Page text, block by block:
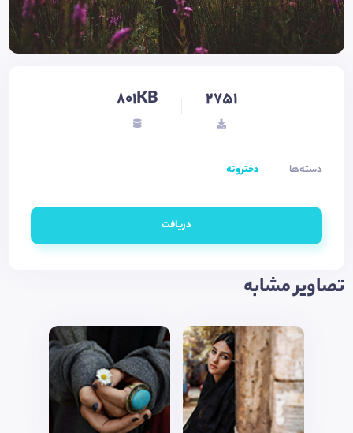
2751
801KB
دسته‌ها دخترونه
دریافت
تصاویر مشابه